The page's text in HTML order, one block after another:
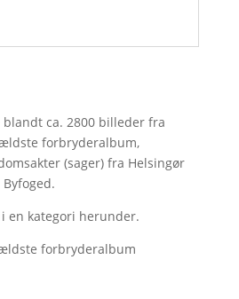
blandt ca. 2800 billeder fra
forbryderalbum,
(sager) fra Helsingør
en kategori herunder.
forbryderalbum